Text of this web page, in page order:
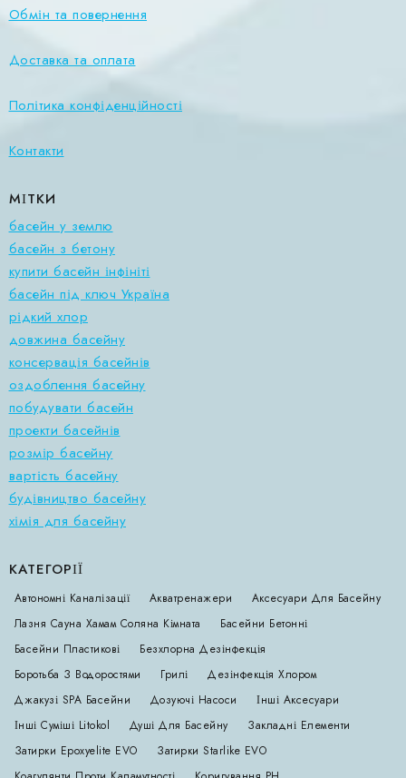
Обмін та повернення
Доставка та оплата
Політика конфіденційності
Контакти
МІТКИ
басейн у землю
басейн з бетону
купити басейн інфініті
басейн під ключ Україна
рідкий хлор
довжина басейну
консервація басейнів
оздоблення басейну
побудувати басейн
проекти басейнів
розмір басейну
вартість басейну
будівництво басейну
хімія для басейну
КАТЕГОРІЇ
Автономні Каналізації Акватренажери
Аксесуари Для Басейну
Лазня Сауна Хамам Соляна Кімната
Басейни Бетонні
Басейни Пластикові
Безхлорна Дезінфекція
Боротьба З Водоростями
Грилі
Дезінфекція Хлором
Джакузі SPA Басейни
Дозуючі Насоси
Інші Аксесуари
Інші Суміші Litokol
Душі Для Басейну
Закладні Елементи
Затирки Epoxyelite EVO
Затирки Starlike EVO